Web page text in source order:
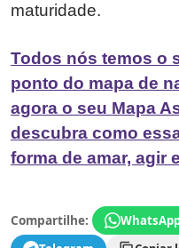
maturidade.
Todos nós temos o
ponto do mapa de
agora o seu Mapa
descubra como
forma de amar, agir
Compartilhe: